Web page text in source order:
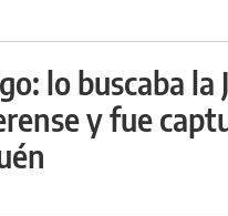
lo buscaba la
y fue